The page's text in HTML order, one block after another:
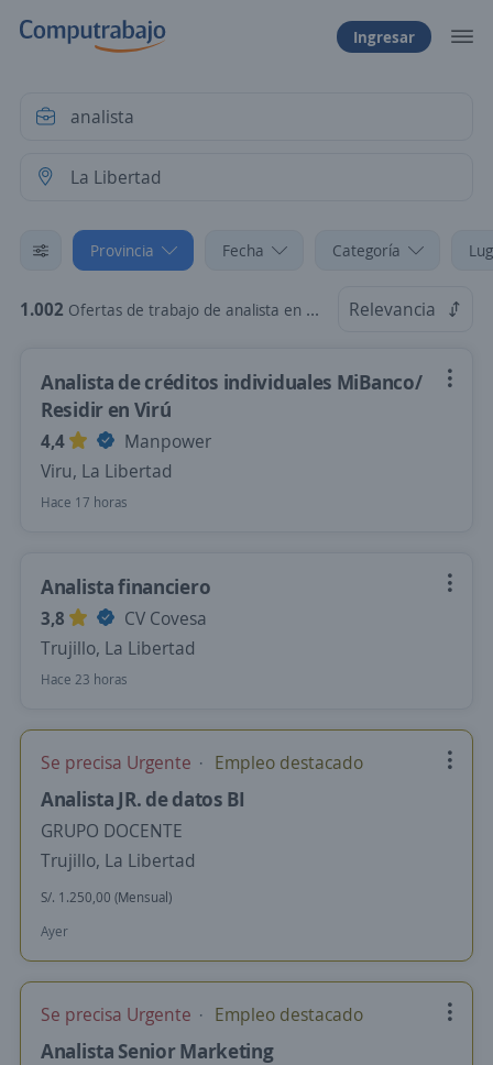
Ingresar
Provincia Fecha Categoría
1.002 Ofertas de trabajo de analista en La Libertad Relevancia
Analista de créditos individuales MiBanco/
Residir en Virú
4,4
Manpower
Viru, La Libertad
Hace 17 horas
Analista financiero
3,8
CV Covesa
Trujillo, La Libertad
Hace 23 horas
Se precisa Urgente Empleo destacado
Analista JR. de datos BI
GRUPO DOCENTE
Trujillo, La Libertad
S/. 1.250,00 (Mensual)
Ayer
Se precisa Urgente Empleo destacado
Analista Senior Marketing